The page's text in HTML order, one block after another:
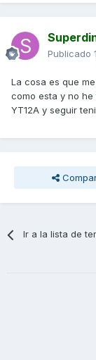
Publicado
La cosa es que
como esta y no
YT12A y seguir
Ir a la lista de